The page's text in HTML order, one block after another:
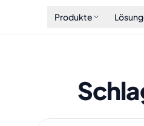
Produkte